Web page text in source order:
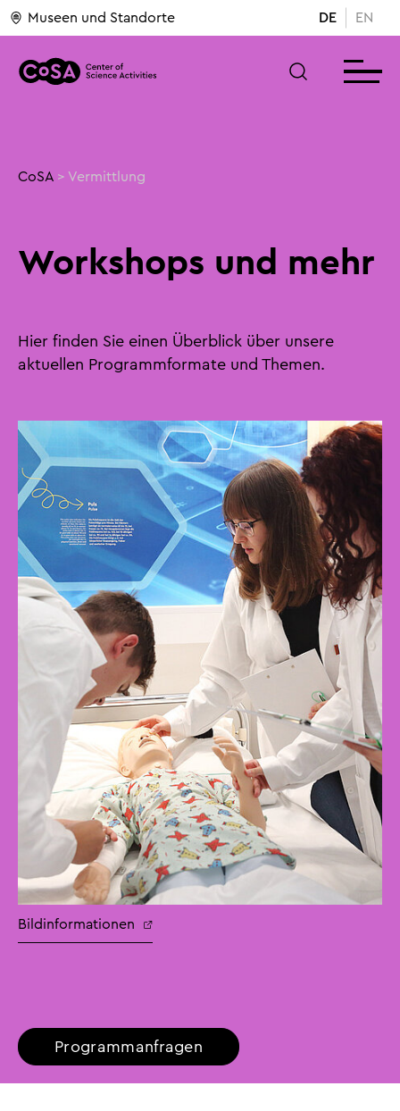
Museen und Standorte DE EN
CoSA > Vermittlung
Workshops und mehr
Hier finden Sie einen Überblick über unsere
aktuellen Programmformate und Themen.
Bildinformationen
Programmanfragen